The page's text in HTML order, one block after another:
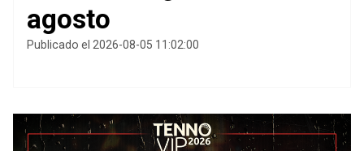
agosto
Publicado el 2026-08-05 11:02:00